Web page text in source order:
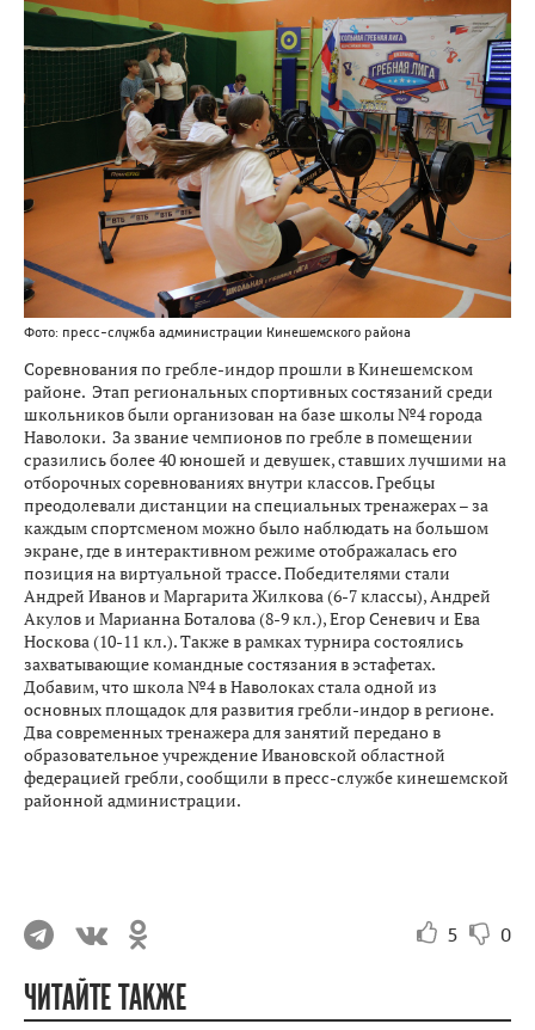
Фото: пресс-служба администрации Кинешемского района
Соревнования по гребле-индор прошли в Кинешемском
районе. Этап региональных спортивных состязаний среди
школьников были организован на базе школы №4 города
Наволоки. За звание чемпионов по гребле в помещении
сразились более 40 юношей и девушек, ставших лучшими на
отборочных соревнованиях внутри классов. Гребцы
преодолевали дистанции на специальных тренажерах – за
каждым спортсменом можно было наблюдать на большом
экране, где в интерактивном режиме отображалась его
позиция на виртуальной трассе. Победителями стали
Андрей Иванов и Маргарита Жилкова (6-7 классы), Андрей
Акулов и Марианна Боталова (8-9 кл.), Егор Сеневич и Ева
Носкова (10-11 кл.). Также в рамках турнира состоялись
захватывающие командные состязания в эстафетах.
Добавим, что школа №4 в Наволоках стала одной из
основных площадок для развития гребли-индор в регионе.
Два современных тренажера для занятий передано в
образовательное учреждение Ивановской областной
федерацией гребли, сообщили в пресс-службе кинешемской
районной администрации.
5 0
ЧИТАЙТЕ ТАКЖЕ